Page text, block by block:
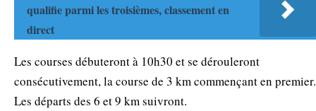
qualifie parmi les troisièmes, classement en
direct
Les courses débuteront à 10h30 et se dérouleront
consécutivement, la course de 3 km commençant en premier.
Les départs des 6 et 9 km suivront.